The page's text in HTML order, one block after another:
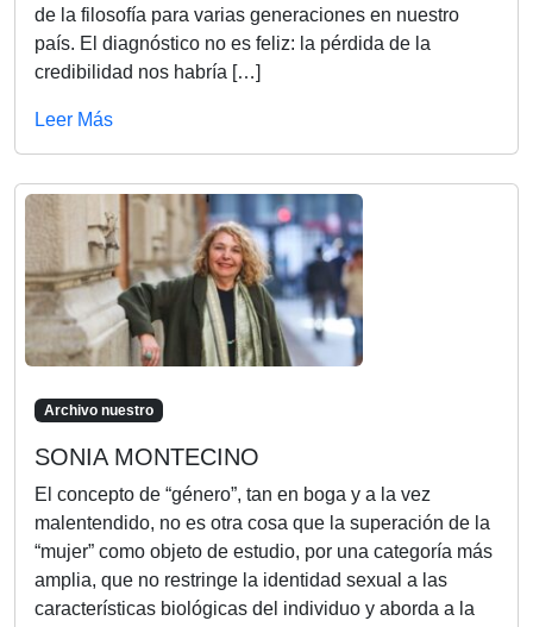
de la filosofía para varias generaciones en nuestro
país. El diagnóstico no es feliz: la pérdida de la
credibilidad nos habría […]
Leer Más
Archivo nuestro
SONIA MONTECINO
El concepto de “género”, tan en boga y a la vez
malentendido, no es otra cosa que la superación de la
“mujer” como objeto de estudio, por una categoría más
amplia, que no restringe la identidad sexual a las
características biológicas del individuo y aborda a la